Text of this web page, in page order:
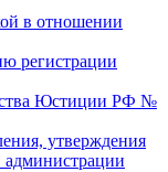
в отношении
регистрации
Юстиции РФ №
утверждения